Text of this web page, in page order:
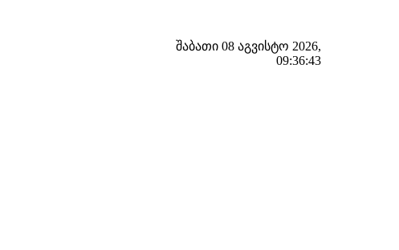
შაბათი 08 აგვისტო 2026,
09:36:44